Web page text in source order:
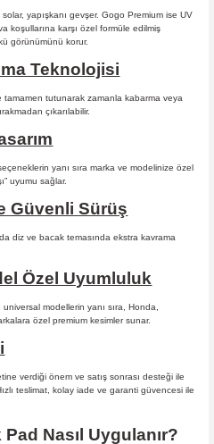
solar, yapışkanı gevşer. Gogo Premium ise UV
koşullarına karşı özel formüle edilmiş
görünümünü korur.
Teknolojisi
tamamen tutunarak zamanla kabarma veya
çıkarılabilir.
yanı sıra marka ve modelinize özel
uyumu sağlar.
Güvenli Sürüş
diz ve bacak temasında ekstra kavrama
Özel Uyumluluk
modellerin yanı sıra, Honda,
özel premium kesimler sunar.
verdiği önem ve satış sonrası desteği ile
teslimat, kolay iade ve garanti güvencesi ile
Nasıl Uygulanır?